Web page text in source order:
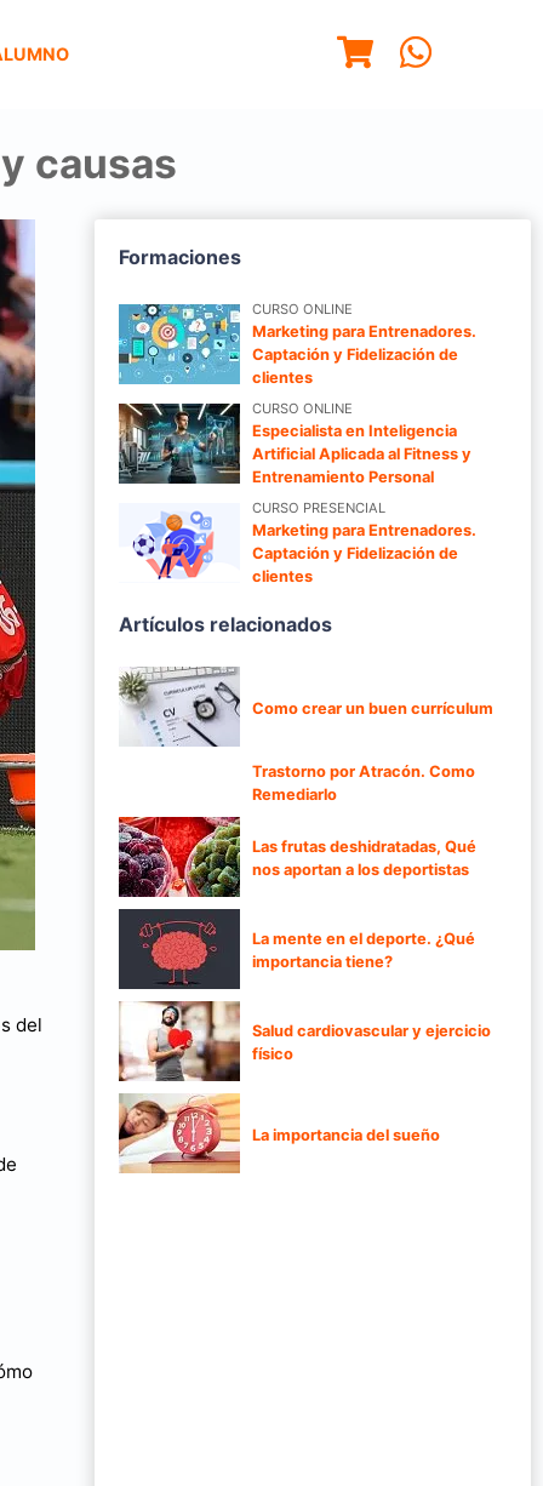
causas
del
Formaciones
CURSO ONLINE
Marketing para Entrenadores.
Captación y Fidelización de
clientes
CURSO ONLINE
Especialista en Inteligencia
Artificial Aplicada al Fitness y
Entrenamiento Personal
CURSO PRESENCIAL
Marketing para Entrenadores.
Captación y Fidelización de
clientes
Artículos relacionados
Como crear un buen currículum
Trastorno por Atracón. Como
Remediarlo
Las frutas deshidratadas, Qué
nos aportan a los deportistas
La mente en el deporte. ¿Qué
importancia tiene?
Salud cardiovascular y ejercicio
físico
La importancia del sueño